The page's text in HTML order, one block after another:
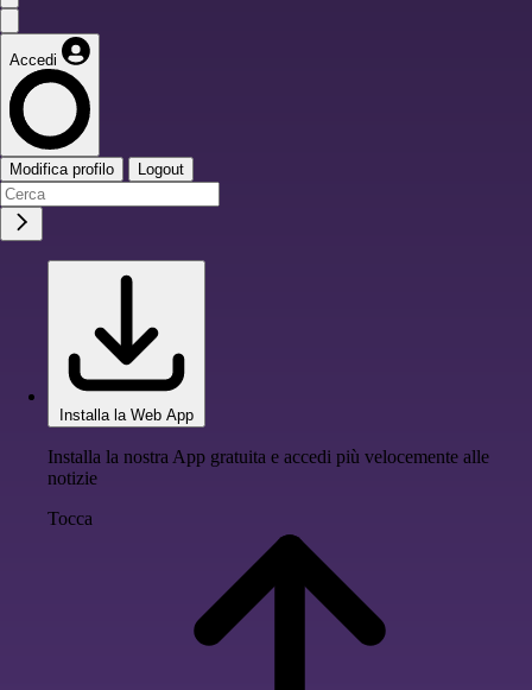
Accedi
Modifica profilo Logout
Installa la Web App
Installa la nostra App gratuita e accedi più velocemente alle
notizie
Tocca